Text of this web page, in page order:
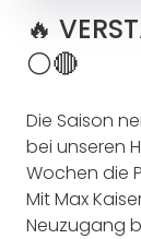
🔥
⚪🔴
Die Saison
bei unseren
Wochen die
Mit Max
Neuzugang